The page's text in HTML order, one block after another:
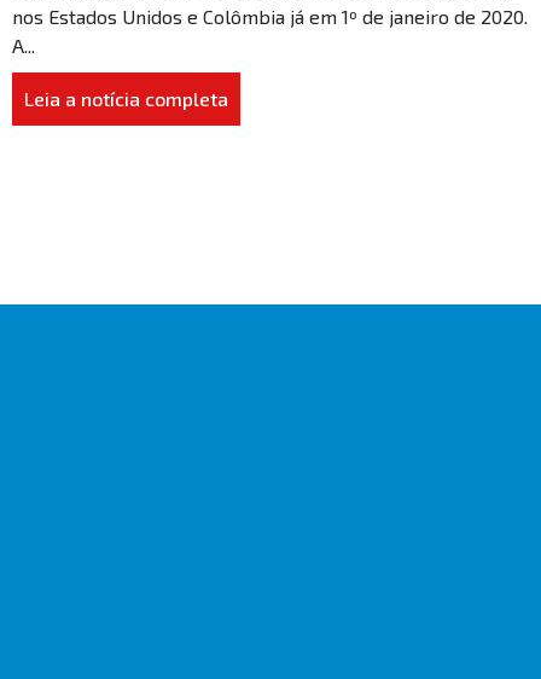
nos Estados Unidos e Colômbia já em 1º de janeiro de 2020.
A...
Leia a notícia completa